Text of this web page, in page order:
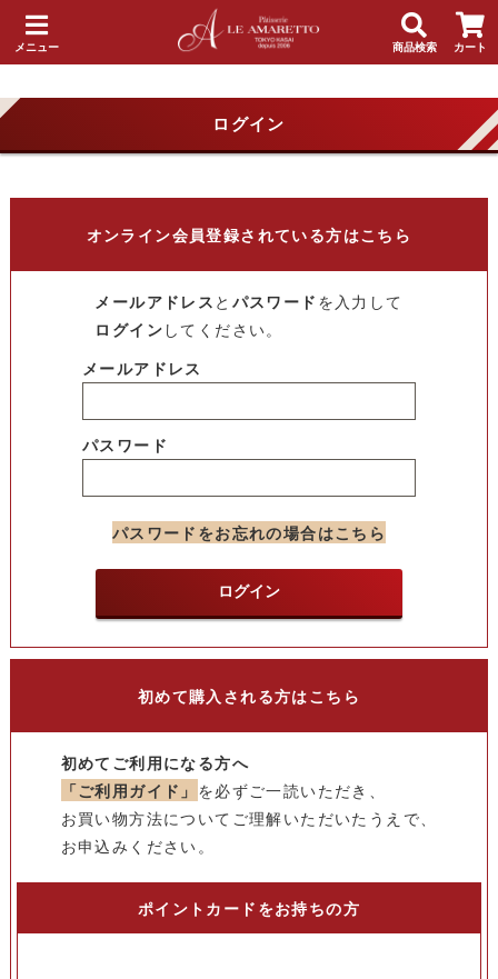
メニュー 商品検索 カート
ログイン
オンライン会員登録されている方はこちら
メールアドレス と パスワード を入力して
ログイン してください。
メールアドレス
パスワード
パスワードをお忘れの場合はこちら
ログイン
初めて購入される方はこちら
初めてご利用になる方へ
「ご利用ガイド」 を必ずご一読いただき、
お買い物方法についてご理解いただいたうえで、
お申込みください。
ポイントカードをお持ちの方